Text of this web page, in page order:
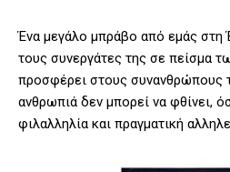
Ένα μεγάλο μπράβο από εμάς στη
τους συνεργάτες της σε πείσμα
προσφέρει στους συνανθρώπους
ανθρωπιά δεν μπορεί να φθίνει,
φιλαλληλία και πραγματική